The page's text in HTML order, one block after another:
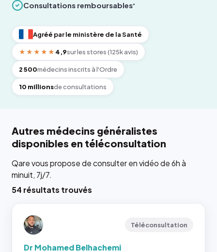
Consultations remboursables*
Agréé par le ministère de la Santé
★★★★★ 4,9sur les stores (125k avis)
2 500médecins inscrits à l'Ordre
10 millionsde consultations
Autres médecins généralistes
disponibles en téléconsultation
Qare vous propose de consulter en vidéo de 6h à
minuit, 7j/7.
54 résultats trouvés
Téléconsultation
Dr Mohamed Belhachemi